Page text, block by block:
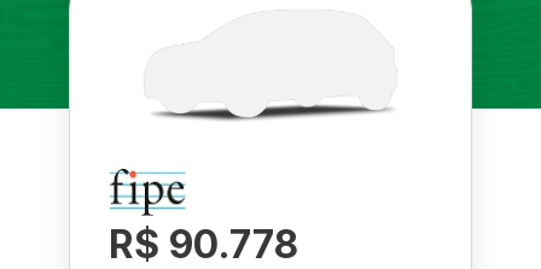
R$ 90.778